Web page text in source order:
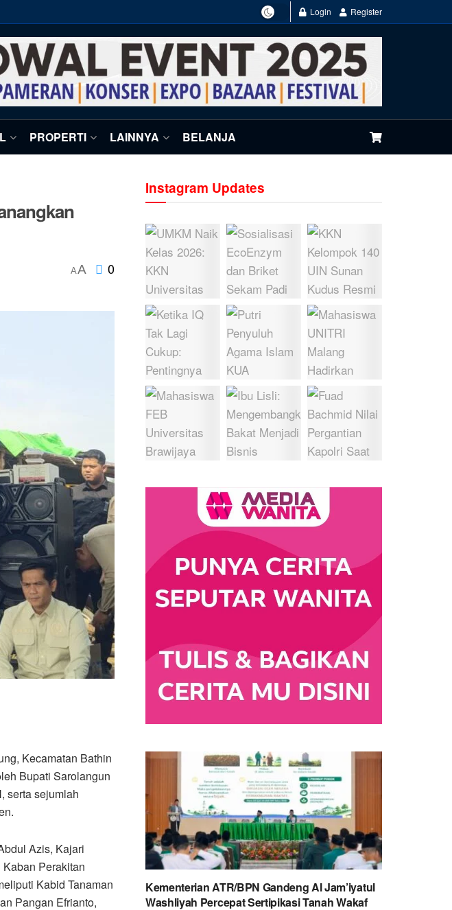
Login Register
PROPERTI LAINNYA BELANJA
AA 0
Kecamatan Bathin
Bupati Sarolangun
serta sejumlah
Azis, Kajari
Perakitan
Kabid Tanaman
Pangan Efrianto,
Instagram Updates
Kementerian ATR/BPN Gandeng Al Jam’iyatul
Washliyah Percepat Sertipikasi Tanah Wakaf